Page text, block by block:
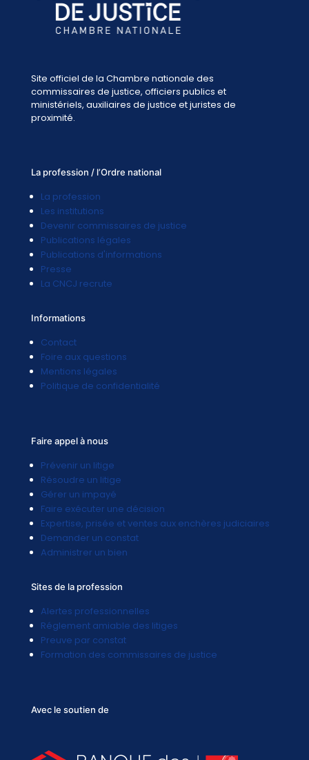
Site officiel de la Chambre nationale des
commissaires de justice, officiers publics et
ministériels, auxiliaires de justice et juristes de
proximité.
La profession / l’Ordre national
La profession
Les institutions
Devenir commissaires de justice
Publications légales
Publications d'informations
Presse
La CNCJ recrute
Informations
Contact
Foire aux questions
Mentions légales
Politique de confidentialité
Faire appel à nous
Prévenir un litige
Résoudre un litige
Gérer un impayé
Faire exécuter une décision
Expertise, prisée et ventes aux enchères judiciaires
Demander un constat
Administrer un bien
Sites de la profession
Alertes professionnelles
Réglement amiable des litiges
Preuve par constat
Formation des commissaires de justice
Avec le soutien de